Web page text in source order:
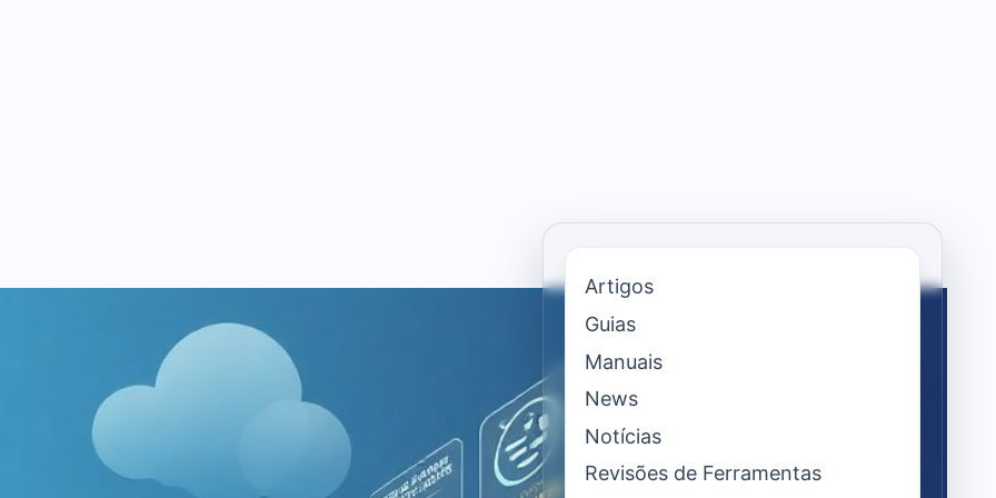
Artigos
Guias
Manuais
News
Notícias
Revisões de Ferramentas